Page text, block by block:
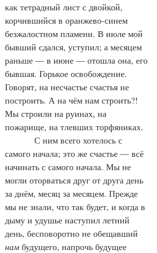
как тетрадный лист с двойкой,
корчившийся в оранжево-синем
безжалостном пламени. В июле мой
бывший сдался, уступил; а месяцем
раньше — в июне — отошла она, его
бывшая. Горькое освобождение.
Говорят, на несчастье счастья не
построить. А на чём нам строить?!
Мы строили на руинах, на
пожарище, на тлевших торфяниках.
самого начала; это же счастье — всё
начинать с самого начала. Мы не
могли оторваться друг от друга день
за днём, месяц за месяцем. Прежде
мы не знали, что так будет, и когда в
дыму и удушье наступил летний
день, бесповоротно не обещавший
нам будущего, напрочь будущее